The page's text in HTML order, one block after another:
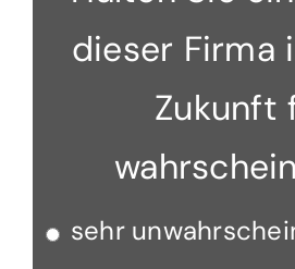
dieser Firma
Zukunft
sehr